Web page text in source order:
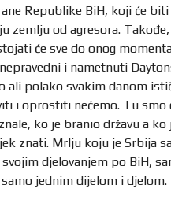
Republike BiH, koji će
zemlju od agresora.
će sve do onog
i nametnuti
ali polako svakim danom
i oprostiti nećemo. Tu smo
ko je branio državu a
znati. Mrlju koju je Srbija
djelovanjem po BiH,
jednim dijelom i djelom.